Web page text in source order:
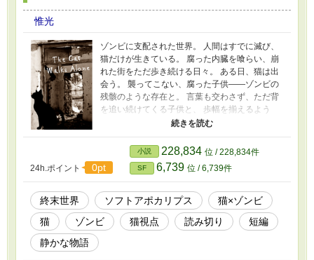
惟光
ゾンビに支配された世界。 人間はすでに滅び、
猫だけが生きている。 腐った内臓を喰らい、崩
れた街をただ歩き続ける日々。 ある日、猫は出
会う。 襲ってこない、腐った子供――ゾンビの
残骸のような存在と。 言葉も交わさず、ただ背
を追い続けてくる子供と、 歩幅を揃えるよう
に、猫は今日も歩く。 やがて、腐敗が始まる。
で、 それでも確かに存在していた“ぬくもり”を
描く、 静かで優しい、終末の物語。
24h.ポイント
0pt
小説 228,834 位 / 228,834件
SF 6,739 位 / 6,739件
終末世界 ソフトアポカリプス
猫×ゾンビ
猫
ゾンビ 猫視点 読み切り
短編
静かな物語